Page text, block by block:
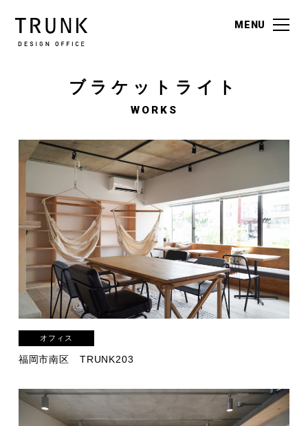
MENU
MENU
ブラケットライト
WORKS
オフィス
福岡市南区 TRUNK203